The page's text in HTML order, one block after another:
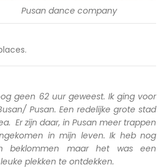
Pusan dance company
geen 62 uur geweest. Ik ging voor
Pusan. Een redelijke grote stad
Er zijn daar, in Pusan meer trappen
in mijn leven. Ik heb nog
beklommen maar het was een
plekken te ontdekken.